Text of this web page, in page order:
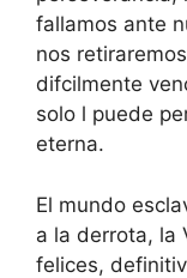
fallamos ante
nos
difcilmente
solo l puede
eterna.
El mundo
a la derrota, la
felices,